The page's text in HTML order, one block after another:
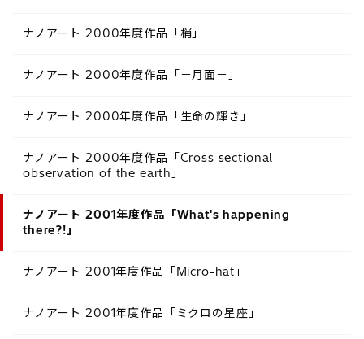
ナノアート 2000年度作品「梢」
ナノアート 2000年度作品「－月面－」
ナノアート 2000年度作品「生命の輝き」
ナノアート 2000年度作品「Cross sectional
observation of the earth」
ナノアート 2001年度作品「What's happening
there?!」
ナノアート 2001年度作品「Micro-hat」
ナノアート 2001年度作品「ミクロの星座」